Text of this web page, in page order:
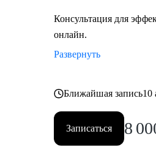
Консультация для
онлайн.
Развернуть
Ближайшая запись10
Записаться 8